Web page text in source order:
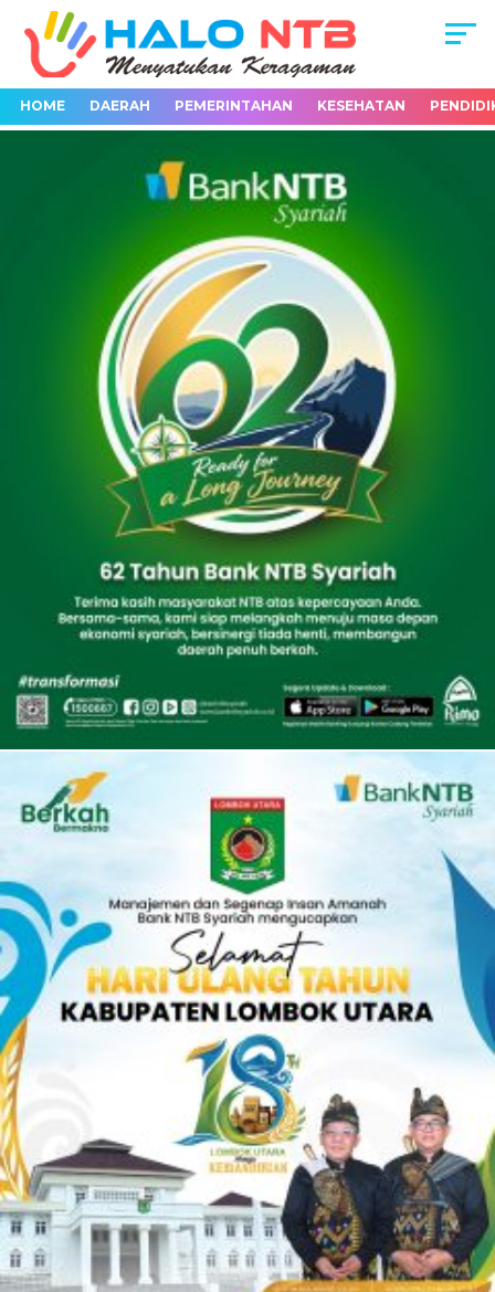
HOME DAERAH PEMERINTAHAN KESEHATAN